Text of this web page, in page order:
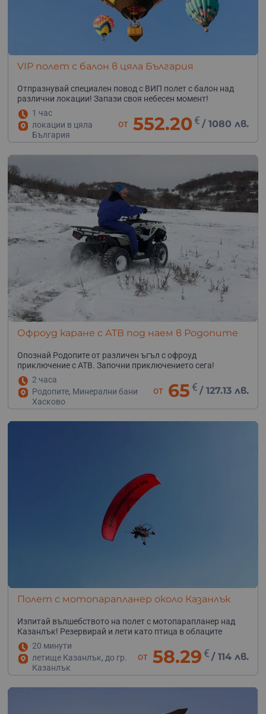
VIP полет с балон в цяла България
Отпразнувай специален повод с ВИП полет с балон над
различни локации! Запази своя небесен момент!
1 час
локации в цяла
България
от 552.20 € / 1080 лв.
Офроуд каране с АТВ под наем в Родопите
Опознай Родопите от различен ъгъл с офроуд
приключение с АТВ. Започни приключението сега!
2 часа
Родопите, Минерални бани
Хасково
от 65 € /127.13 лв.
Полет с мотопарапланер около Казанлък
Изпитай вълшебството на полет с мотопарапланер над
Казанлък! Резервирай и лети като птица в облаците
20 минути
летище Казанлък, до гр.
Казанлък
от 58.29 € /114 лв.